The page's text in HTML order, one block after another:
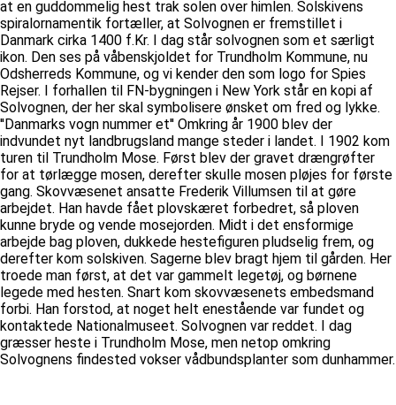
at en guddommelig hest trak solen over himlen. Solskivens
spiralornamentik fortæller, at Solvognen er fremstillet i
Danmark cirka 1400 f.Kr. I dag står solvognen som et særligt
ikon. Den ses på våbenskjoldet for Trundholm Kommune, nu
Odsherreds Kommune, og vi kender den som logo for Spies
Rejser. I forhallen til FN-bygningen i New York står en kopi af
Solvognen, der her skal symbolisere ønsket om fred og lykke.
''Danmarks vogn nummer et'' Omkring år 1900 blev der
indvundet nyt landbrugsland mange steder i landet. I 1902 kom
turen til Trundholm Mose. Først blev der gravet drængrøfter
for at tørlægge mosen, derefter skulle mosen pløjes for første
gang. Skovvæsenet ansatte Frederik Villumsen til at gøre
arbejdet. Han havde fået plovskæret forbedret, så ploven
kunne bryde og vende mosejorden. Midt i det ensformige
arbejde bag ploven, dukkede hestefiguren pludselig frem, og
derefter kom solskiven. Sagerne blev bragt hjem til gården. Her
troede man først, at det var gammelt legetøj, og børnene
legede med hesten. Snart kom skovvæsenets embedsmand
forbi. Han forstod, at noget helt enestående var fundet og
kontaktede Nationalmuseet. Solvognen var reddet. I dag
græsser heste i Trundholm Mose, men netop omkring
Solvognens findested vokser vådbundsplanter som dunhammer.